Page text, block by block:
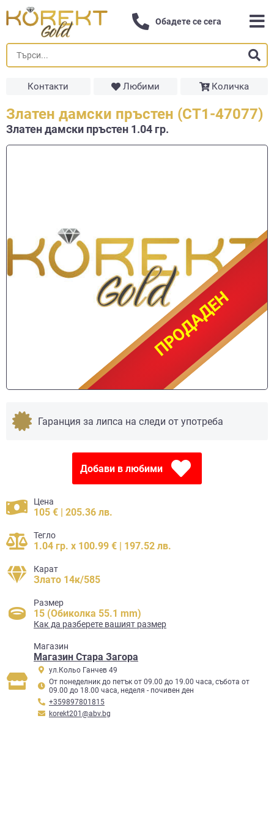
Обадете се сега
Контакти Любими Количка
Златен дамски пръстен (СТ1-47077)
Златен дамски пръстен 1.04 гр.
ПРОДАДЕН
ПРОДАДЕН
Гаранция за липса на следи от употреба
Добави в любими
Цена
105 € | 205.36 лв.
Тегло
1.04 гр. x 100.99 € | 197.52 лв.
Карат
Злато 14к/585
Размер
15 (Обиколка 55.1 mm)
Как да разберете вашият размер
Mагазин
Магазин Стара Загора
ул.Кольо Ганчев 49
От понеделник до петък от 09.00 до 19.00 часа, събота от
09.00 до 18.00 часа, неделя - почивен ден
+359897801815
korekt201@abv.bg